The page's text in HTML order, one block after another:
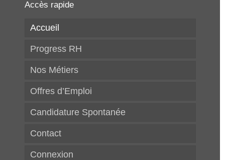
Accès rapide
Accueil
Progress RH
Nos Métiers
Offres d’Emploi
Candidature Spontanée
Contact
Connexion